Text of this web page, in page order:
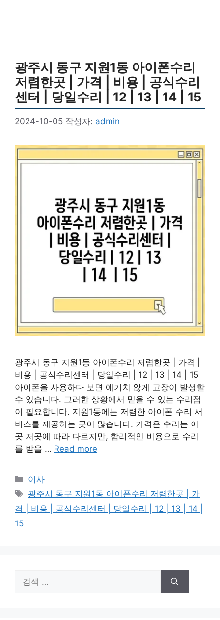
광주시 동구 지원1동 아이폰수리
저렴한곳 | 가격 | 비용 | 공식수리
센터 | 당일수리 | 12 | 13 | 14 | 15
2024-10-05 작성자: admin
광주시 동구 지원1동 아이폰수리 저렴한곳 | 가격 |
비용 | 공식수리센터 | 당일수리 | 12 | 13 | 14 | 15
아이폰을 사용하다 보면 예기치 않게 고장이 발생할
수 있습니다. 그러한 상황에서 믿을 수 있는 수리점
이 필요합니다. 지원1동에는 저렴한 아이폰 수리 서
비스를 제공하는 곳이 많습니다. 가격은 수리는 이
곳 저곳에 따라 다르지만, 합리적인 비용으로 수리
를 받을 … Read more
카
테
고
리
이사
태
그
광주시 동구 지원1동 아이폰수리 저렴한곳 | 가
격 | 비용 | 공식수리센터 | 당일수리 | 12 | 13 | 14 |
15
색: